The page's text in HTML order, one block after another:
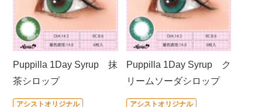
Puppilla 1Day Syrup 抹
茶シロップ
アシストオリジナル
Puppilla 1Day Syrup ク
リームソーダシロップ
アシストオリジナル